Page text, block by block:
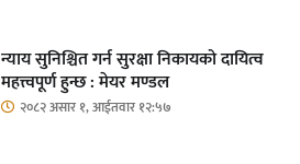
न्याय सुनिश्चित गर्न सुरक्षा निकायको दायित्व
महत्त्वपूर्ण हुन्छ : मेयर मण्डल
२०८२ असार १, आईतवार १२:५७